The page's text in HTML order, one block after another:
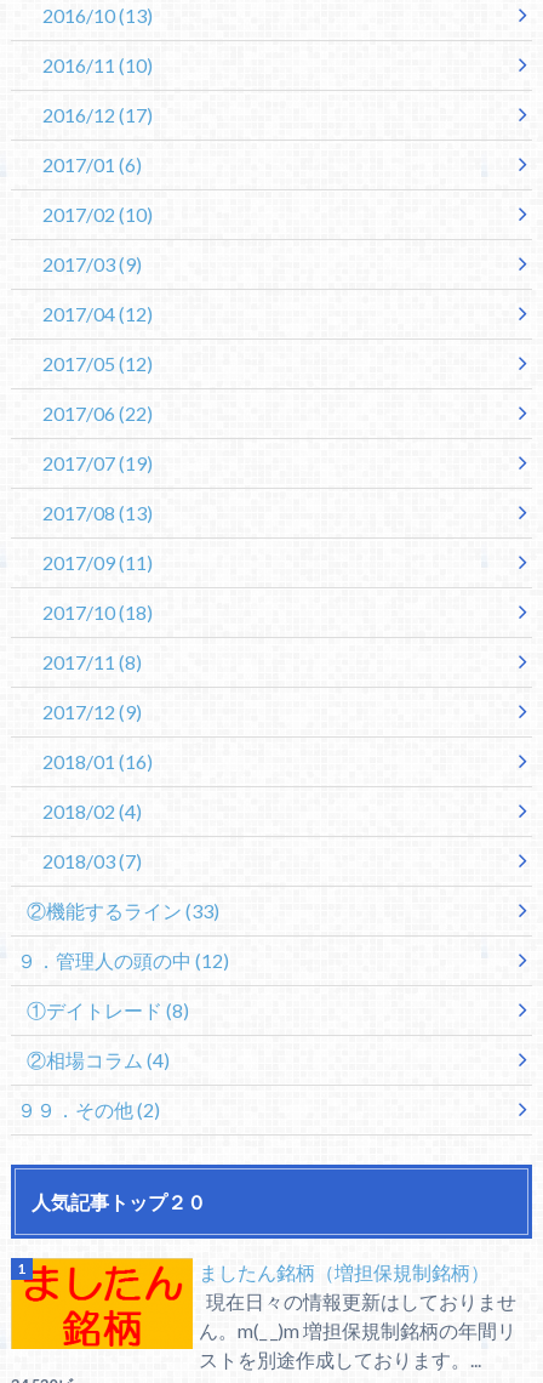
2016/10(13)
2016/11 (10)
2016/12 (17)
2017/01 (6)
2017/02 (10)
2017/03(9)
2017/04(12)
2017/05 (12)
2017/06(22)
2017/07(19)
2017/08 (13)
2017/09(11)
2017/10(18)
2017/11 (8)
2017/12 (9)
2018/01 (16)
2018/02 (4)
2018/03(7)
②機能するライン (33)
９．管理人の頭の中 (12)
①デイトレード (8)
②相場コラム (4)
９９．その他(2)
人気記事トップ２０
ましたん銘柄（増担保規制銘柄）
現在日々の情報更新はしておりませ
ん。m(_ _)m 増担保規制銘柄の年間リ
ストを別途作成しております。...